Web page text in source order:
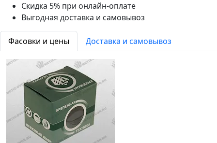
Скидка 5% при онлайн-оплате
Выгодная доставка и самовывоз
Фасовки и цены Доставка и самовывоз